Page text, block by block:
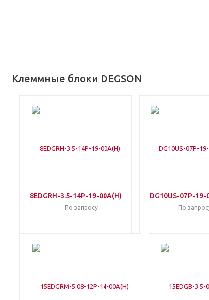
Клеммные блоки DEGSON
8EDGRH-3.5-14P-19-00A(H)
По запросу
DG10US-07P-19-
По